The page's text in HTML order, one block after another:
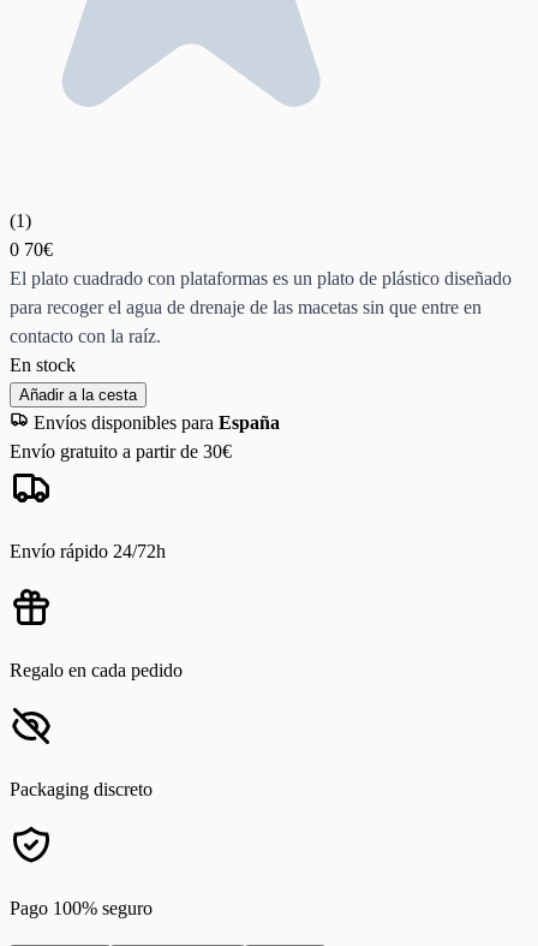
(1)
0 70€
El plato cuadrado con plataformas es un plato de plástico diseñado
para recoger el agua de drenaje de las macetas sin que entre en
contacto con la raíz.
En stock
Añadir a la cesta
Envíos disponibles para España
Envío gratuito a partir de 30€
Envío rápido 24/72h
Regalo en cada pedido
Packaging discreto
Pago 100% seguro